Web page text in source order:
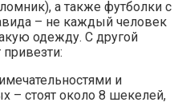
а также футболки с
– не каждый человек
одежду. С другой
и
– стоят около 8 шекелей,